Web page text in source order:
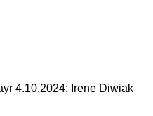
4.10.2024: Irene Diwiak